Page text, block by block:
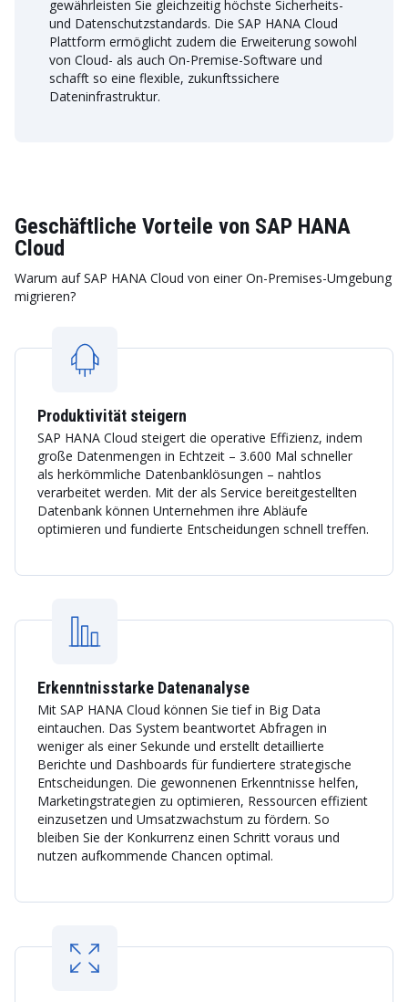
gewährleisten Sie gleichzeitig höchste Sicherheits-
und Datenschutzstandards. Die SAP HANA Cloud
Plattform ermöglicht zudem die Erweiterung sowohl
von Cloud- als auch On-Premise-Software und
schafft so eine flexible, zukunftssichere
Dateninfrastruktur.
Geschäftliche Vorteile von SAP HANA
Cloud
Warum auf SAP HANA Cloud von einer On-Premises-Umgebung
migrieren?
Produktivität steigern
SAP HANA Cloud steigert die operative Effizienz, indem
große Datenmengen in Echtzeit – 3.600 Mal schneller
als herkömmliche Datenbanklösungen – nahtlos
verarbeitet werden. Mit der als Service bereitgestellten
Datenbank können Unternehmen ihre Abläufe
optimieren und fundierte Entscheidungen schnell treffen.
Erkenntnisstarke Datenanalyse
Mit SAP HANA Cloud können Sie tief in Big Data
eintauchen. Das System beantwortet Abfragen in
weniger als einer Sekunde und erstellt detaillierte
Berichte und Dashboards für fundiertere strategische
Entscheidungen. Die gewonnenen Erkenntnisse helfen,
Marketingstrategien zu optimieren, Ressourcen effizient
einzusetzen und Umsatzwachstum zu fördern. So
bleiben Sie der Konkurrenz einen Schritt voraus und
nutzen aufkommende Chancen optimal.